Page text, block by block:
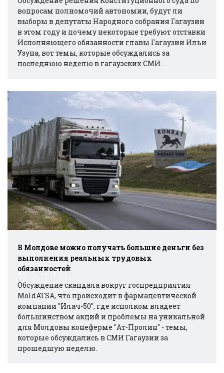
вопросам полномочий автономии, будут ли
выборы в депутаты Народного собрания Гагаузии
в этом году и почему некоторые требуют отставки
Исполняющего обязанности главы Гагаузии Ильи
Узуна, вот темы, которые обсуждались за
последнюю неделю в гагаузских СМИ.
В Молдове можно получать большие деньги без
выполнения реальных трудовых
обязанностей
Обсуждение скандала вокруг госпредприятия
MoldATSA, что происходит в фармацевтической
компании "Илач-50", где исполком владеет
большинством акций и проблемы на уникальной
для Молдовы конеферме "Ат-Пролин" - темы,
которые обсуждались в СМИ Гагаузии за
прошедшую неделю.